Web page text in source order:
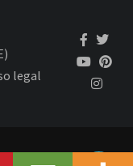
legal